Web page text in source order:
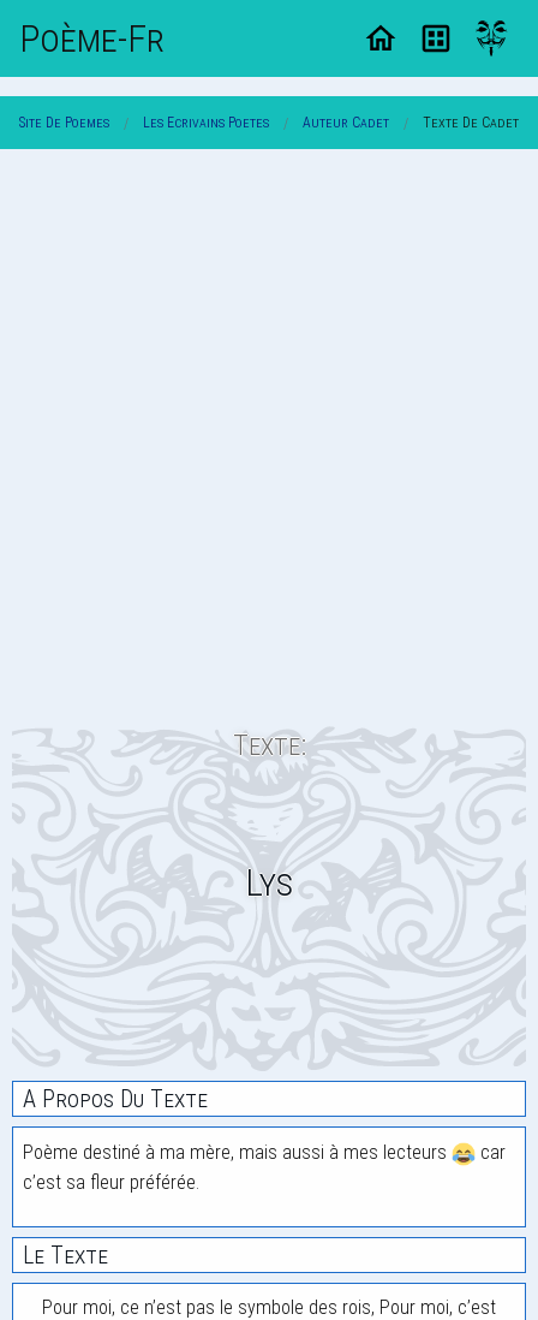
Poème-Fr
Site De Poemes Les Ecrivains Poetes Auteur Cadet Texte De Cadet
Texte:
Lys
A Propos Du Texte
Poème destiné à ma mère, mais aussi à mes lecteurs
car
c’est sa fleur préférée.
Le Texte
Pour moi, ce n’est pas le symbole des rois, Pour moi, c’est